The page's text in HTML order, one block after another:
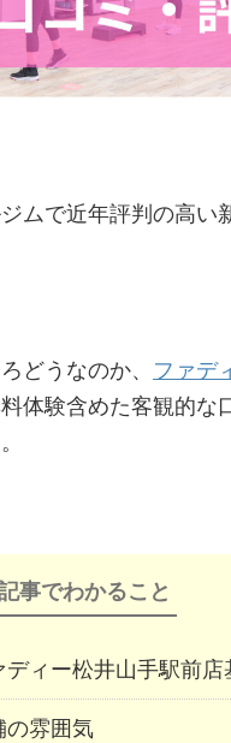
ムで近年評判の高い
どうなのか、 ファデ
体験含めた客観的な
事でわかること
ディー松井山手駅前店
の雰囲気